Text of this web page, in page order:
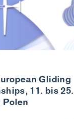
Gliding
11. bis
Polen